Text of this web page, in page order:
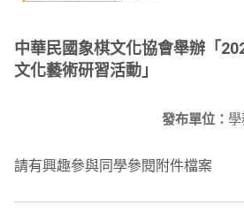
中華民國象棋文化協會舉辦「
文化藝術研習活動」
發布單位： 學
請有興趣參與同學參閱附件檔案